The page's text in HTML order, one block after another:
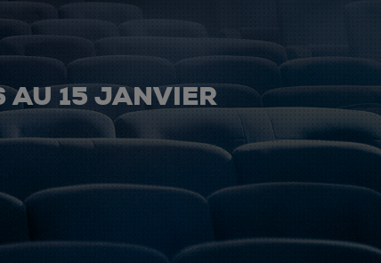
AU 15 JANVIER